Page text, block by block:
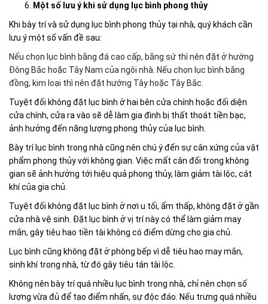
Một số lưu ý khi sử dụng lục bình phong thủy
Khi bày trí và sử dụng lục bình phong thủy tại nhà, quý khách cần
lưu ý một số vấn đề sau:
Nếu chọn lục bình bằng đá cao cấp, bằng sứ thì nên đặt ở hướng
Đông Bắc hoặc Tây Nam của ngôi nhà. Nếu chọn lục bình bằng
đồng, kim loại thì nên đặt hướng Tây hoặc Tây Bắc.
Tuyệt đối không đặt lục bình ở hai bên cửa chính hoặc đối diện
cửa chính, cửa ra vào sẽ dễ làm gia đình bị thất thoát tiền bạc,
ảnh hưởng đến năng lượng phong thủy của lục bình.
Bày trí lục bình trong nhà cũng nên chú ý đến sự cân xứng của vật
phẩm phong thủy với không gian. Việc mất cân đối trong không
gian sẽ ảnh hưởng tới hiệu quả phong thủy, làm giảm tài lộc, cát
khí của gia chủ.
Tuyệt đối không đặt lục bình ở nơi u tối, ẩm thấp, không đặt ở gần
cửa nhà vệ sinh. Đặt lục bình ở vị trí này có thể làm giảm may
mắn, gây tiêu hao tiền tài không có điểm dừng cho gia chủ.
Lục bình cũng không đặt ở phòng bếp vì dễ tiêu hao may mắn,
sinh khí trong nhà, từ đó gây tiêu tán tài lộc.
Không nên bày trí quá nhiều lục bình trong nhà, chỉ nên chọn số
lượng vừa đủ để tạo điểm nhấn, sự độc đáo. Nếu trưng quá nhiều